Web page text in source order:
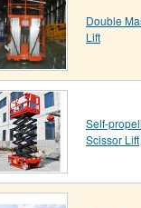
Double
Lift
Self-
Scissor Lift